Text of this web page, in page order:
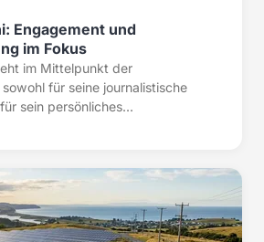
Engagement und
im Fokus
im Mittelpunkt der
für seine journalistische
sein persönliches...